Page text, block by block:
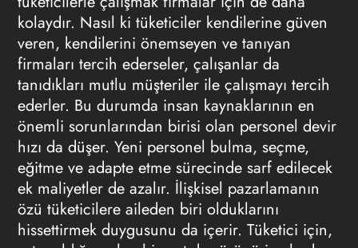
kolaydır. Nasıl ki tüketiciler kendilerine güven
veren, kendilerini önemseyen ve tanıyan
firmaları tercih ederseler, çalışanlar da
tanıdıkları mutlu müşteriler ile çalışmayı tercih
ederler. Bu durumda insan kaynaklarının en
önemli sorunlarından birisi olan personel devir
hızı da düşer. Yeni personel bulma, seçme,
eğitme ve adapte etme sürecinde sarf edilecek
ek maliyetler de azalır. İlişkisel pazarlamanın
özü tüketicilere aileden biri olduklarını
hissettirmek duygusunu da içerir. Tüketici için,